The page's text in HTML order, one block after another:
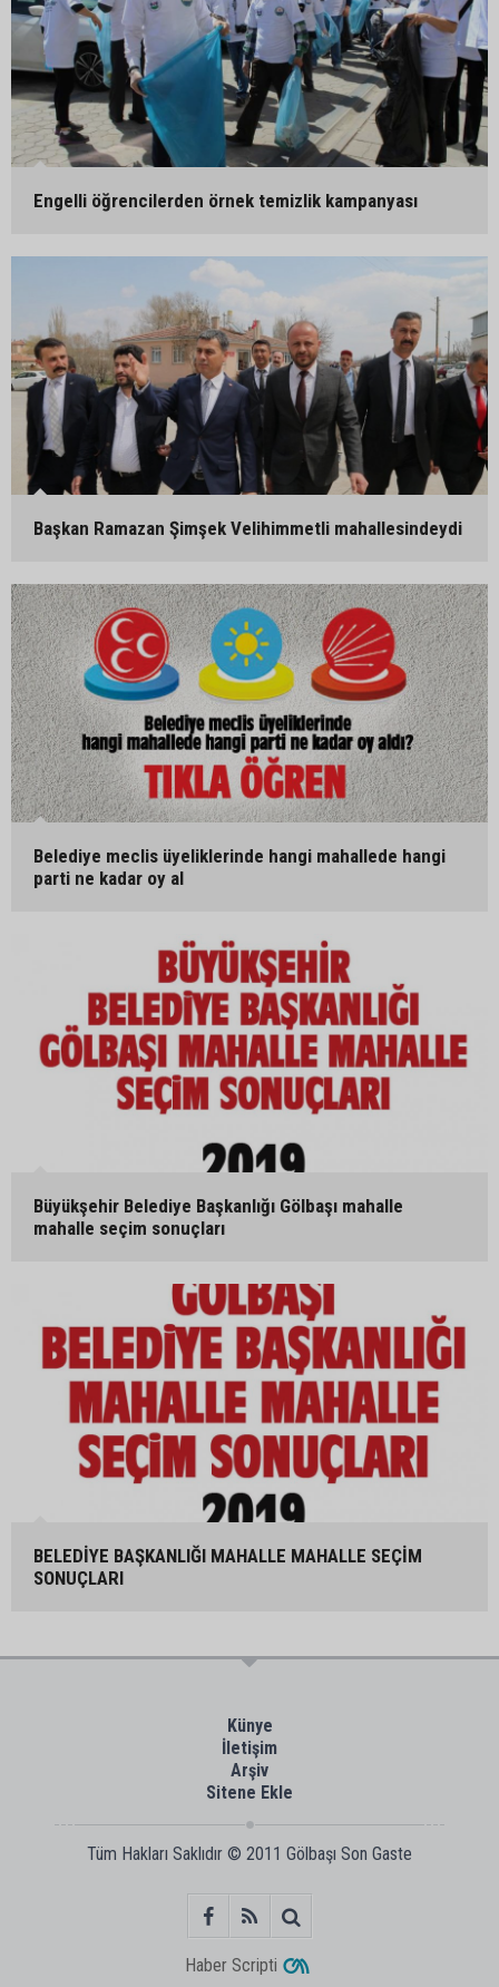
Engelli öğrencilerden örnek temizlik kampanyası
Başkan Ramazan Şimşek Velihimmetli mahallesindeydi
Belediye meclis üyeliklerinde hangi mahallede hangi
parti ne kadar oy al
Büyükşehir Belediye Başkanlığı Gölbaşı mahalle
mahalle seçim sonuçları
BELEDİYE BAŞKANLIĞI MAHALLE MAHALLE SEÇİM
SONUÇLARI
Künye
İletişim
Arşiv
Sitene Ekle
Tüm Hakları Saklıdır © 2011 Gölbaşı Son Gaste
Haber Scripti